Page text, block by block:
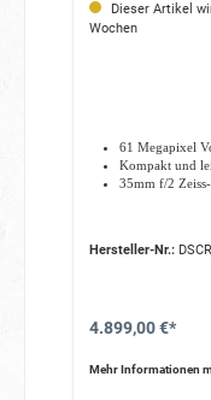
Dieser Artikel
Wochen
61 Megapixel
Kompakt und
35mm f/2
Hersteller-Nr.:
4.899,00 €*
Mehr Informationen